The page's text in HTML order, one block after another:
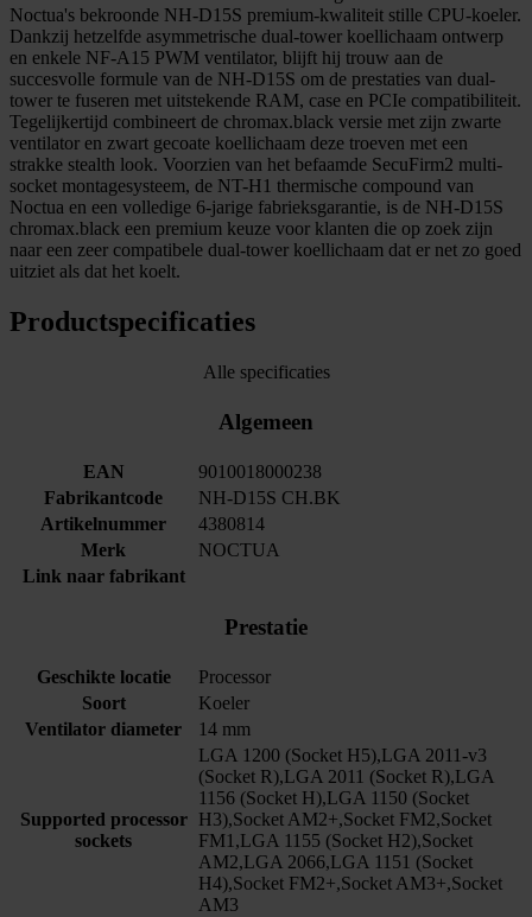
Noctua's bekroonde NH-D15S premium-kwaliteit stille CPU-koeler.
Dankzij hetzelfde asymmetrische dual-tower koellichaam ontwerp
en enkele NF-A15 PWM ventilator, blijft hij trouw aan de
succesvolle formule van de NH-D15S om de prestaties van dual-
tower te fuseren met uitstekende RAM, case en PCIe compatibiliteit.
Tegelijkertijd combineert de chromax.black versie met zijn zwarte
ventilator en zwart gecoate koellichaam deze troeven met een
strakke stealth look. Voorzien van het befaamde SecuFirm2 multi-
socket montagesysteem, de NT-H1 thermische compound van
Noctua en een volledige 6-jarige fabrieksgarantie, is de NH-D15S
chromax.black een premium keuze voor klanten die op zoek zijn
naar een zeer compatibele dual-tower koellichaam dat er net zo goed
uitziet als dat het koelt.
Productspecificaties
Alle specificaties
Algemeen
EAN
9010018000238
Fabrikantcode
NH-D15S CH.BK
Artikelnummer
4380814
Merk
NOCTUA
Link naar fabrikant
Prestatie
Geschikte locatie
Processor
Soort
Koeler
Ventilator diameter
14 mm
Supported processor
sockets
LGA 1200 (Socket H5),LGA 2011-v3
(Socket R),LGA 2011 (Socket R),LGA
1156 (Socket H),LGA 1150 (Socket
H3),Socket AM2+,Socket FM2,Socket
FM1,LGA 1155 (Socket H2),Socket
AM2,LGA 2066,LGA 1151 (Socket
H4),Socket FM2+,Socket AM3+,Socket
AM3